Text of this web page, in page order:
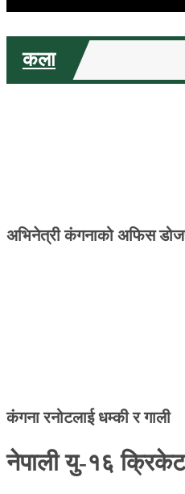
कला
अभिनेत्री कंगनाको अफिस
कंगना रनोटलाई धम्की र गाली
नेपाली यु-१६ क्रिकेट